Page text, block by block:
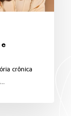
e
crônica